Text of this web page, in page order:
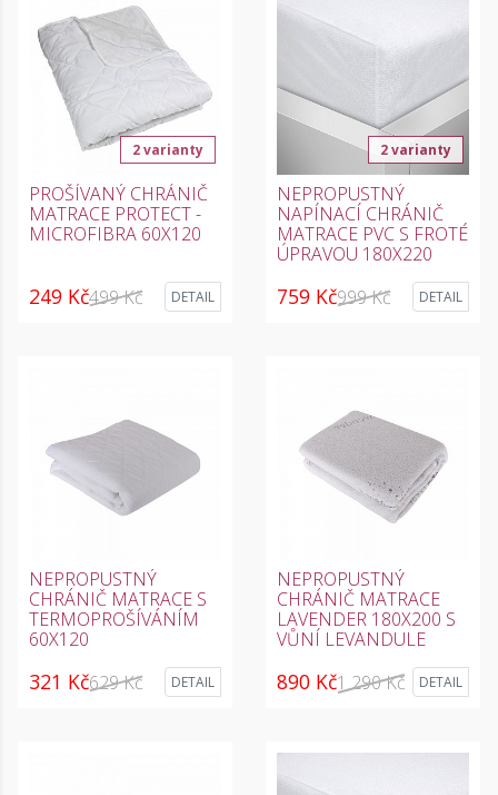
2 varianty
PROŠÍVANÝ CHRÁNIČ
MATRACE PROTECT -
MICROFIBRA 60X120
249 Kč499 Kč DETAIL
2 varianty
NEPROPUSTNÝ
NAPÍNACÍ CHRÁNIČ
MATRACE PVC S FROTÉ
ÚPRAVOU 180X220
759 Kč999 Kč DETAIL
NEPROPUSTNÝ
CHRÁNIČ MATRACE S
TERMOPROŠÍVÁNÍM
60X120
321 Kč629 Kč DETAIL
NEPROPUSTNÝ
CHRÁNIČ MATRACE
LAVENDER 180X200 S
VŮNÍ LEVANDULE
890 Kč1 290 Kč DETAIL